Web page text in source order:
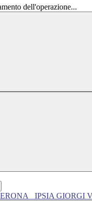
dell'operazione...
IPSIA GIORGI